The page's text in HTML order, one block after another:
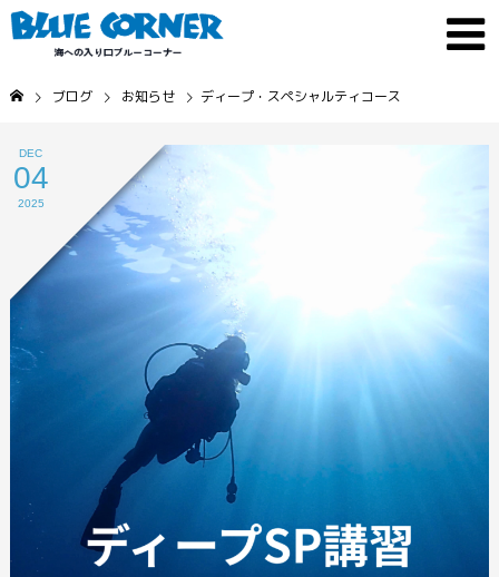
ブログ お知らせ ディープ・スペシャルティコース
DEC
04
2025